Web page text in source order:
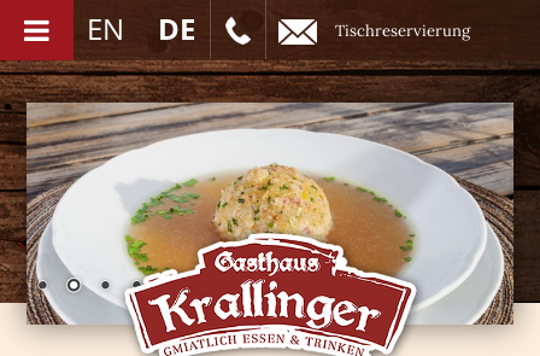
EN DE Tischreservierung